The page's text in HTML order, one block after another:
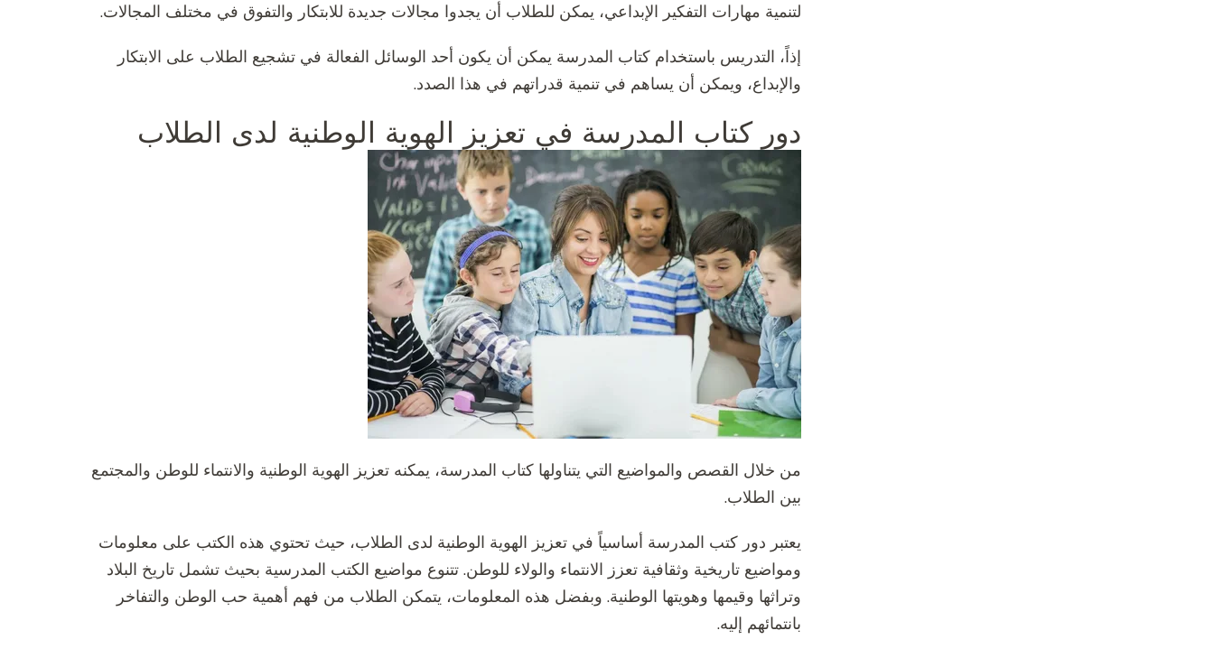
لتنمية مهارات التفكير الإبداعي، يمكن للطلاب أن يجدوا مجالات جديدة للابتكار والتفوق في مختلف المجالات.
إذاً، التدريس باستخدام كتاب المدرسة يمكن أن يكون أحد الوسائل الفعالة في تشجيع الطلاب على الابتكار
والإبداع، ويمكن أن يساهم في تنمية قدراتهم في هذا الصدد.
دور كتاب المدرسة في تعزيز الهوية الوطنية لدى الطلاب
من خلال القصص والمواضيع التي يتناولها كتاب المدرسة، يمكنه تعزيز الهوية الوطنية والانتماء للوطن والمجتمع
بين الطلاب.
يعتبر دور كتب المدرسة أساسياً في تعزيز الهوية الوطنية لدى الطلاب، حيث تحتوي هذه الكتب على معلومات
ومواضيع تاريخية وثقافية تعزز الانتماء والولاء للوطن. تتنوع مواضيع الكتب المدرسية بحيث تشمل تاريخ البلاد
وتراثها وقيمها وهويتها الوطنية. وبفضل هذه المعلومات، يتمكن الطلاب من فهم أهمية حب الوطن والتفاخر
بانتمائهم إليه.